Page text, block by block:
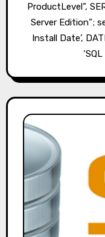
ProductLevel”,
Server Edition”;
Install Date’,